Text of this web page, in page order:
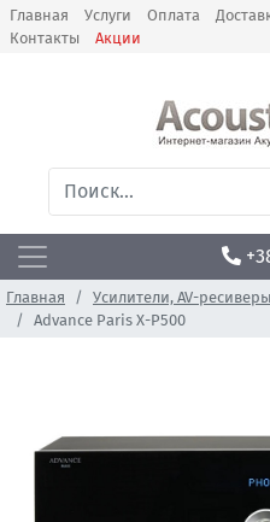
Главная Услуги Оплата
Контакты
Акции
Главная Усилители, AV-ресиверы
Advance Paris X-P500